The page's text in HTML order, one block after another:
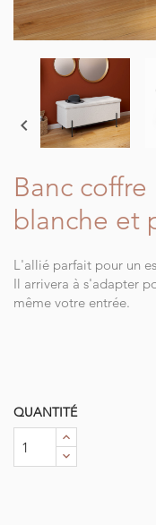

Banc
blanche et
L'allié parfait pour un
Il arrivera à s'adapter
même votre entrée.
QUANTITÉ